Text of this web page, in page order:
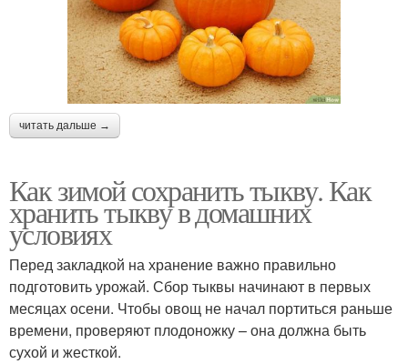
читать дальше →
Как зимой сохранить тыкву. Как
хранить тыкву в домашних
условиях
Перед закладкой на хранение важно правильно
подготовить урожай. Сбор тыквы начинают в первых
месяцах осени. Чтобы овощ не начал портиться раньше
времени, проверяют плодоножку – она должна быть
сухой и жесткой.